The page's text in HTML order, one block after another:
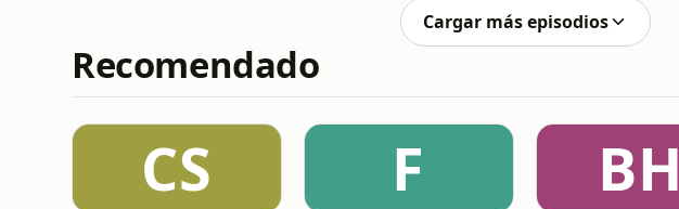
Cargar más episodios
Recomendado
CS F BH